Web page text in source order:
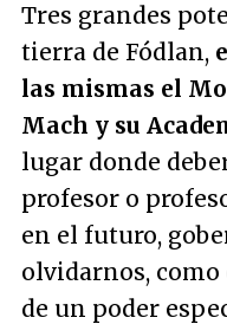
Tres grandes
tierra de Fódlan,
las mismas el
Mach y su
lugar donde
profesor o
en el futuro,
olvidarnos, como
de un poder